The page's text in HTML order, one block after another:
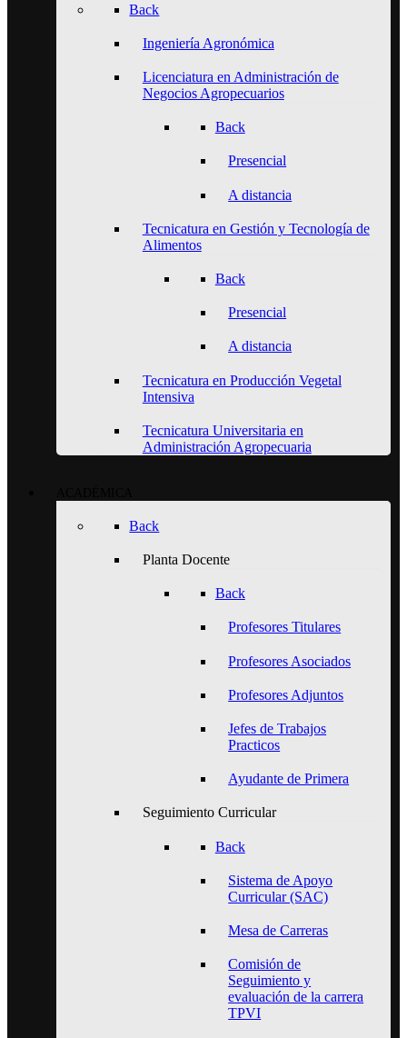
Back
Ingeniería Agronómica
Licenciatura en Administración de
Negocios Agropecuarios
Back
Presencial
A distancia
Tecnicatura en Gestión y Tecnología de
Alimentos
Back
Presencial
A distancia
Tecnicatura en Producción Vegetal
Intensiva
Tecnicatura Universitaria en
Administración Agropecuaria
Back
Planta Docente
Back
Profesores Titulares
Profesores Asociados
Profesores Adjuntos
Jefes de Trabajos
Practicos
Ayudante de Primera
Seguimiento Curricular
Back
Sistema de Apoyo
Curricular (SAC)
Mesa de Carreras
Comisión de
Seguimiento y
evaluación de la carrera
TPVI